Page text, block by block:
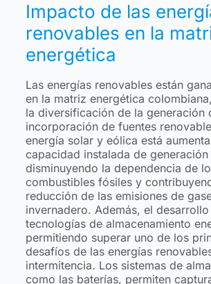
Impacto de las
renovables en la
energética
Las energías renovables están
en la matriz energética
la diversificación de la generación
incorporación de fuentes
energía solar y eólica está
capacidad instalada de generación
disminuyendo la dependencia de
combustibles fósiles y
reducción de las emisiones de
invernadero. Además, el
tecnologías de almacenamiento
permitiendo superar uno de los
desafíos de las energías
intermitencia. Los sistemas de
como las baterías, permiten